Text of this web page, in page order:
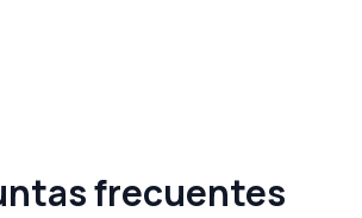
frecuentes